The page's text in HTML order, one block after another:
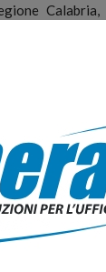
Iacobini, il